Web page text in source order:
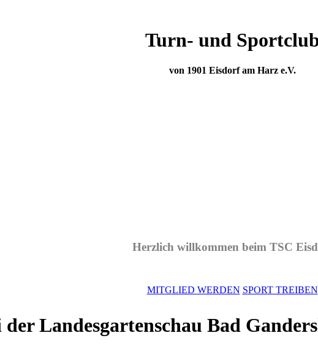
Turn- und
von 1901 Eisdorf am Harz e.V.
Herzlich willkommen beim TSC
MITGLIED WERDEN SPORT TREIBEN
Landesgartenschau Bad